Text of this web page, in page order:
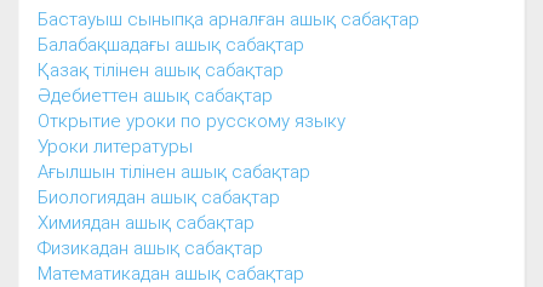
Бастауыш сыныпқа арналған ашық сабақтар
Балабақшадағы ашық сабақтар
Қазақ тілінен ашық сабақтар
Әдебиеттен ашық сабақтар
Открытие уроки по русскому языку
Уроки литературы
Ағылшын тілінен ашық сабақтар
Биологиядан ашық сабақтар
Химиядан ашық сабақтар
Физикадан ашық сабақтар
Математикадан ашық сабақтар